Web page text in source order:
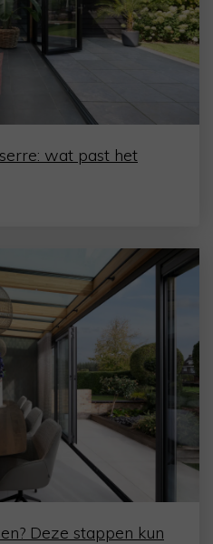
wat past het
Deze stappen kun